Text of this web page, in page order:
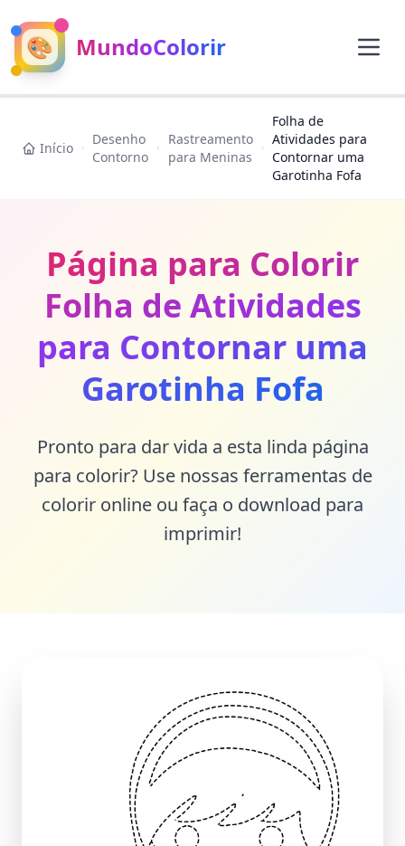
🎨 MundoColorir
Início
Desenho
Contorno
Rastreamento
para Meninas
Folha de
Atividades para
Contornar uma
Garotinha Fofa
Página para Colorir
Folha de Atividades
para Contornar uma
Garotinha Fofa
Pronto para dar vida a esta linda página
para colorir? Use nossas ferramentas de
colorir online ou faça o download para
imprimir!